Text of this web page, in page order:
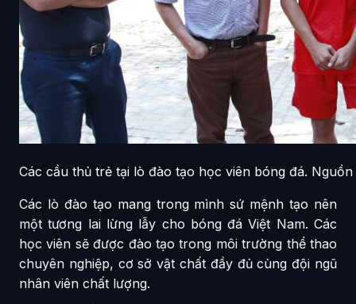
Các cầu thủ trẻ tại lò đào tạo học viên bóng đá. Nguồn
Các lò đào tạo mang trong mình sứ mệnh tạo nên
một tương lai lừng lẫy cho bóng đá Việt Nam. Các
học viên sẽ được đào tạo trong môi trường thể thao
chuyên nghiệp, cơ sở vật chất đầy đủ cùng đội ngũ
nhân viên chất lượng.